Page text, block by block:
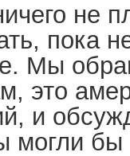
не
пока
Мы
это
и
могли бы